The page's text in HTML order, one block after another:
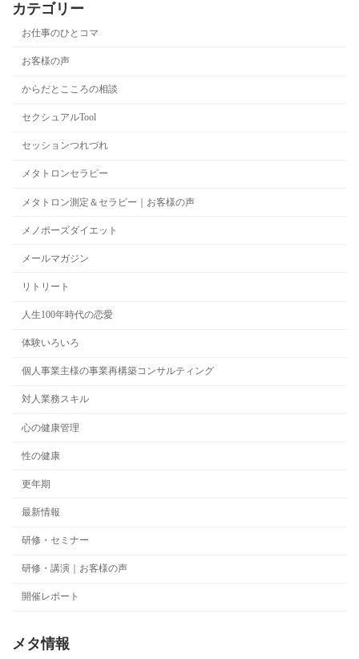
カテゴリー
お仕事のひとコマ
お客様の声
からだとこころの相談
セクシュアルTool
セッションつれづれ
メタトロンセラピー
メタトロン測定＆セラピー｜お客様の声
メノポーズダイエット
メールマガジン
リトリート
人生100年時代の恋愛
体験いろいろ
個人事業主様の事業再構築コンサルティング
対人業務スキル
心の健康管理
性の健康
更年期
最新情報
研修・セミナー
研修・講演｜お客様の声
開催レポート
メタ情報